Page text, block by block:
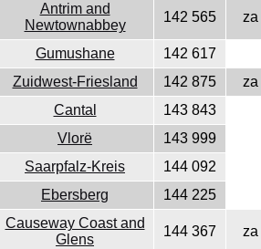
Antrim and
Newtownabbey
142 565 za
Gumushane
142 617
Zuidwest-Friesland 142 875
za
Cantal
143 843
Vlorë
143 999
Saarpfalz-Kreis
144 092
Ebersberg 144 225
Causeway Coast and
Glens
144 367 za